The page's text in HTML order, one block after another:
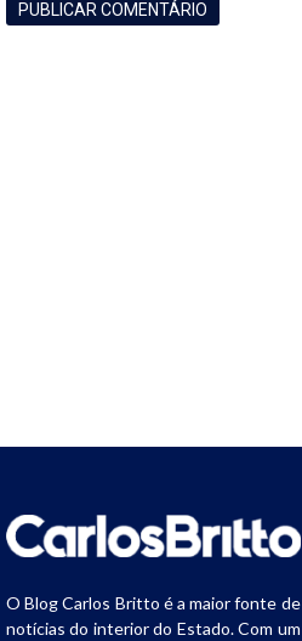
O Blog Carlos Britto é a maior fonte de
notícias do interior do Estado. Com um